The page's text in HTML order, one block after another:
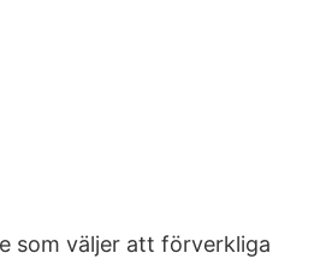
som väljer att förverkliga